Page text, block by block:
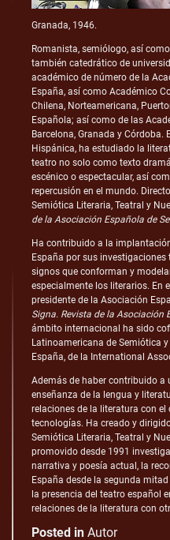
Granada, 1946.
Romanista, semiólogo, así
también catedrático de
académico de número de la
España, así como Académico
Chilena, Norteamericana,
Española; así como de las
Barcelona, Granada y Córdoba.
Hispánica, ha estudiado la
teatro no solo como texto
escénico o espectacular, así
repercusión en el mundo.
Semiótica Literaria, Teatral y
de la Asociación Española de
Ha contribuido a la
España por sus
signos que conforman y
especialmente los literarios. En
presidente de la Asociación
Signa. Revista de la Asociación
ámbito internacional ha sido
Latinoamericana de Semiótica
España, de la International
Además de haber contribuido a
enseñanza de la lengua y
relaciones de la literatura con el
tecnologías. Ha creado y
Semiótica Literaria, Teatral y
promovido desde 1991
narrativa y poesía actual, la
España desde la segunda
la presencia del teatro español
relaciones de la literatura con
Posted in Autor